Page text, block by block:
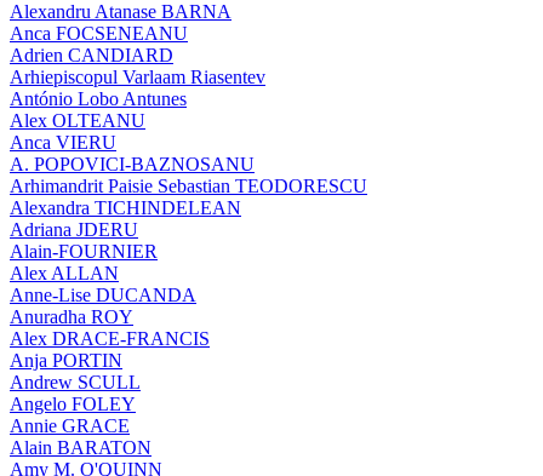
Alexandru Atanase BARNA
Anca FOCSENEANU
Adrien CANDIARD
Arhiepiscopul Varlaam Riasentev
António Lobo Antunes
Alex OLTEANU
Anca VIERU
A. POPOVICI-BAZNOSANU
Arhimandrit Paisie Sebastian TEODORESCU
Alexandra TICHINDELEAN
Adriana JDERU
Alain-FOURNIER
Alex ALLAN
Anne-Lise DUCANDA
Anuradha ROY
Alex DRACE-FRANCIS
Anja PORTIN
Andrew SCULL
Angelo FOLEY
Annie GRACE
Alain BARATON
Amy M. O'QUINN